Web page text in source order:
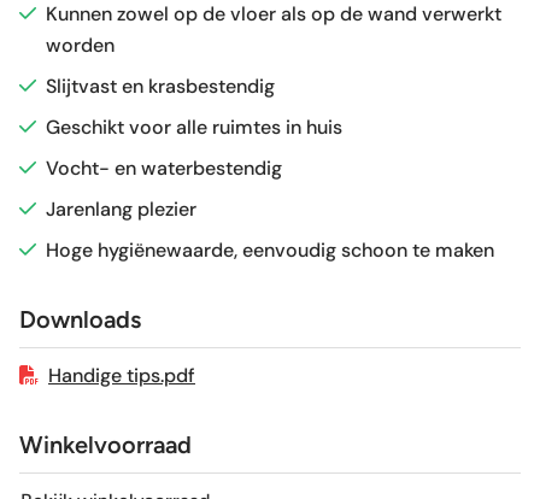
Gerectificeerd
Vorstbestendig
Sortering
Craquelé Nee
Geschikt voor vloerverwarming
Kunnen zowel op de vloer als op de wand verwerkt
worden
Slijtvast en krasbestendig
Geschikt voor alle ruimtes in huis
Vocht- en waterbestendig
Jarenlang plezier
Hoge hygiënewaarde, eenvoudig schoon te maken
Downloads
Handige tips.pdf
Winkelvoorraad